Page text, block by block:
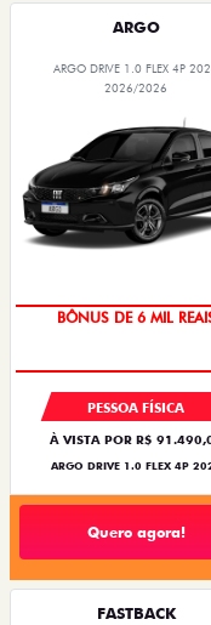
ARGO
ARGO DRIVE 1.0 FLEX 4P
2026/2026
PESSOA FÍSICA
À VISTA POR R$
ARGO DRIVE 1.0 FLEX 4P
Quero agora!
FASTBACK